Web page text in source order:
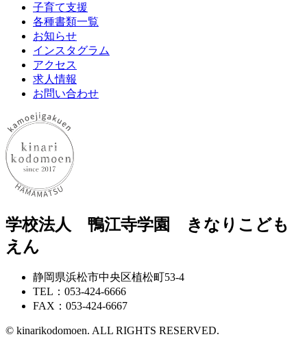
子育て支援
各種書類一覧
お知らせ
インスタグラム
アクセス
求人情報
お問い合わせ
学校法人 鴨江寺学園 きなりこども
えん
静岡県浜松市中央区植松町53-4
TEL：053-424-6666
FAX：053-424-6667
© kinarikodomoen. ALL RIGHTS RESERVED.